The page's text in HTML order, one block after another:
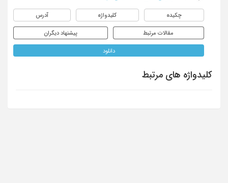
چکیده کلیدواژه آدرس
مقالات مرتبط پیشنهاد دیگران
دانلود
کلیدواژه های مرتبط